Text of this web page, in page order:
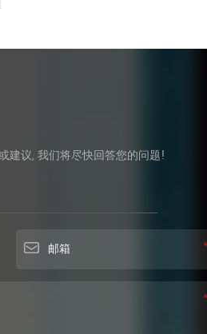
建议, 我们将尽快回答您的问题!